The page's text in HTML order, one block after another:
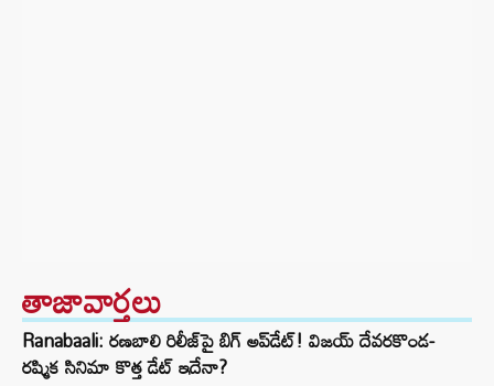
తాజావార్తలు
Ranabaali: రణబాలి రిలీజ్‌పై బిగ్ అప్‌డేట్! విజయ్ దేవరకొండ-
రష్మిక సినిమా కొత్త డేట్ ఇదేనా?